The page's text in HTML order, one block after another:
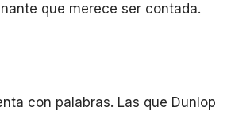
que merece ser contada.
con palabras. Las que Dunlop